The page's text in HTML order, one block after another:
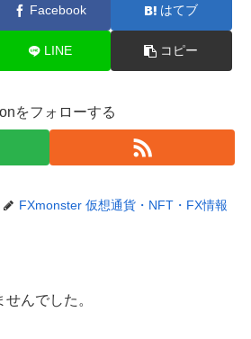
Facebook はてブ
LINE コピー
をフォローする
FXmonster 仮想通貨・NFT・FX情報
んでした。